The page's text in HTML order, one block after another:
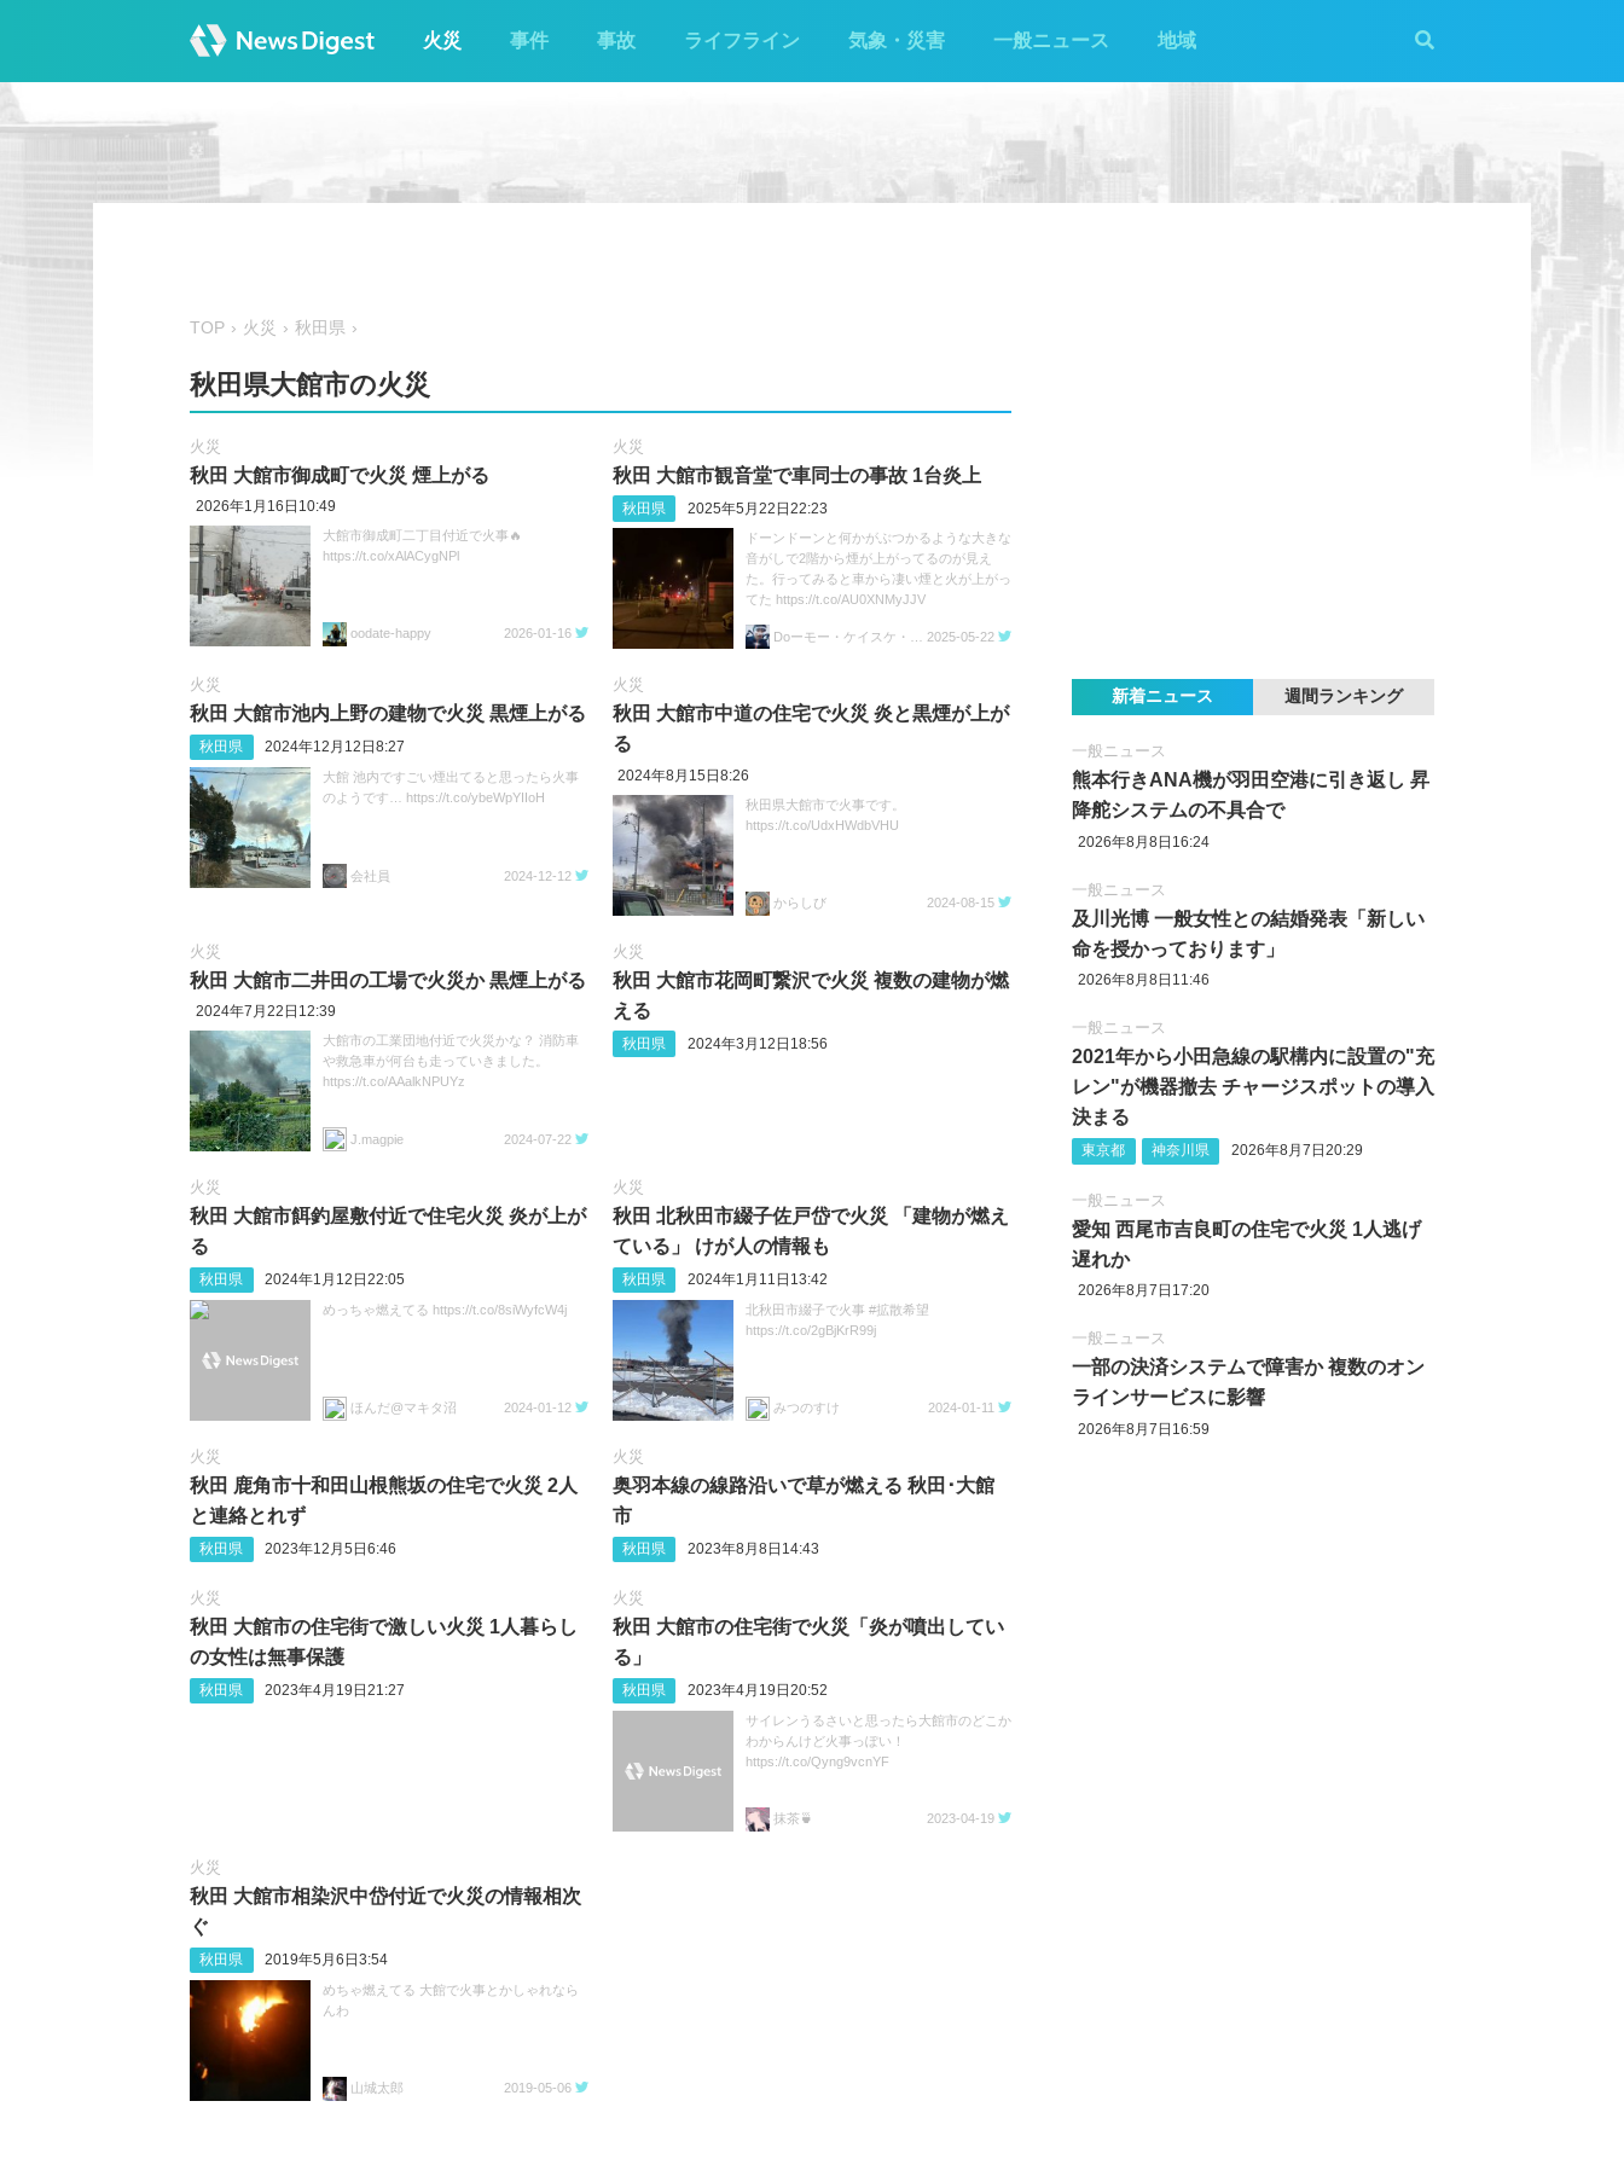
火災 事件 事故 ライフライン 気象・災害 一般ニュース 地域
TOP 火災 秋田県
秋田県大館市の火災
火災
秋田 大館市御成町で火災 煙上がる
2026年1月16日10:49
大館市御成町二丁目付近で火事🔥
https://t.co/xAlACygNPl
oodate-happy 2026-01-16
火災
秋田 大館市観音堂で車同士の事故 1台炎上
秋田県 2025年5月22日22:23
ドーンドーンと何かがぶつかるような大きな
音がしで2階から煙が上がってるのが見え
た。行ってみると車から凄い煙と火が上がっ
てた https://t.co/AU0XNMyJJV
2025-05-22
火災
秋田 大館市池内上野の建物で火災 黒煙上がる
秋田県 2024年12月12日8:27
大館 池内ですごい煙出てると思ったら火事
のようです… https://t.co/ybeWpYIIoH
会社員 2024-12-12
火災
秋田 大館市中道の住宅で火災 炎と黒煙が上が
る
2024年8月15日8:26
秋田県大館市で火事です。
https://t.co/UdxHWdbVHU
からしび 2024-08-15
火災
秋田 大館市二井田の工場で火災か 黒煙上がる
2024年7月22日12:39
大館市の工業団地付近で火災かな？ 消防車
や救急車が何台も走っていきました。
https://t.co/AAalkNPUYz
J.magpie 2024-07-22
火災
秋田 大館市花岡町繋沢で火災 複数の建物が燃
える
秋田県 2024年3月12日18:56
火災
秋田 大館市餌釣屋敷付近で住宅火災 炎が上が
る
秋田県 2024年1月12日22:05
めっちゃ燃えてる https://t.co/8siWyfcW4j
ほんだ@マキタ沼 2024-01-12
火災
秋田 北秋田市綴子佐戸岱で火災 「建物が燃え
ている」 けが人の情報も
秋田県 2024年1月11日13:42
北秋田市綴子で火事 #拡散希望
https://t.co/2gBjKrR99j
みつのすけ 2024-01-11
火災
秋田 鹿角市十和田山根熊坂の住宅で火災 2人
と連絡とれず
秋田県 2023年12月5日6:46
火災
奥羽本線の線路沿いで草が燃える 秋田･大館
市
秋田県 2023年8月8日14:43
火災
秋田 大館市の住宅街で激しい火災 1人暮らし
の女性は無事保護
秋田県 2023年4月19日21:27
火災
秋田 大館市の住宅街で火災「炎が噴出してい
る」
秋田県 2023年4月19日20:52
サイレンうるさいと思ったら大館市のどこか
わからんけど火事っぽい！
https://t.co/Qyng9vcnYF
抹茶🍵 2023-04-19
火災
秋田 大館市相染沢中岱付近で火災の情報相次
ぐ
秋田県 2019年5月6日3:54
めちゃ燃えてる 大館で火事とかしゃれなら
んわ
山城太郎 2019-05-06
新着ニュース 週間ランキング
一般ニュース
熊本行きANA機が羽田空港に引き返し 昇
降舵システムの不具合で
2026年8月8日16:24
一般ニュース
及川光博 一般女性との結婚発表「新しい
命を授かっております」
2026年8月8日11:46
一般ニュース
2021年から小田急線の駅構内に設置の"充
レン"が機器撤去 チャージスポットの導入
決まる
東京都 神奈川県 2026年8月7日20:29
一般ニュース
愛知 西尾市吉良町の住宅で火災 1人逃げ
遅れか
2026年8月7日17:20
一般ニュース
一部の決済システムで障害か 複数のオン
ラインサービスに影響
2026年8月7日16:59